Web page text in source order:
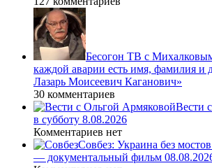
Бесогон ТВ с
каждой аварии есть имя, фамилия и
Лазарь Моисеевич Каганович»
30 комментариев
Вести
в субботу 8.08.2026
Комментариев нет
Совбез: Украина без
— документальный фильм